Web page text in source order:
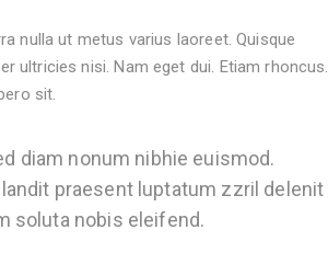
nulla ut metus varius laoreet. Quisque
ultricies nisi. Nam eget dui. Etiam rhoncus.
sit.
diam nonum nibhie euismod.
praesent luptatum zzril delenit
soluta nobis eleifend.